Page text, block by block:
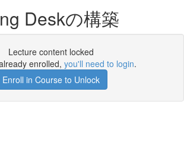
Deskの構築
Lecture content locked
enrolled, you'll need to login.
Enroll in Course to Unlock